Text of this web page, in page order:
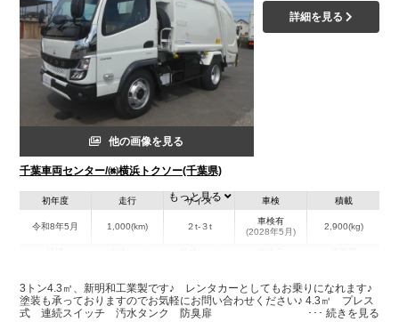
他の画像を見る
千葉車両センター/㈱横浜トクソー(千葉県)
詳細を見る
初年度
令和8年5月
走行
1,000(km)
サイズ
２t-３t
車検
車検有
(2028年5月)
積載
2,900(kg)
千葉県 -
W:1,890
H:2,380
もっと見る
3トン4.3㎥、新明和工業製です♪ レンタカーとしてもお乗りになれます♪
塗装も承っておりますのでお気軽にお問い合わせください♪ 4.3㎥ プレス
式 連続スイッチ 汚水タンク 防臭扉